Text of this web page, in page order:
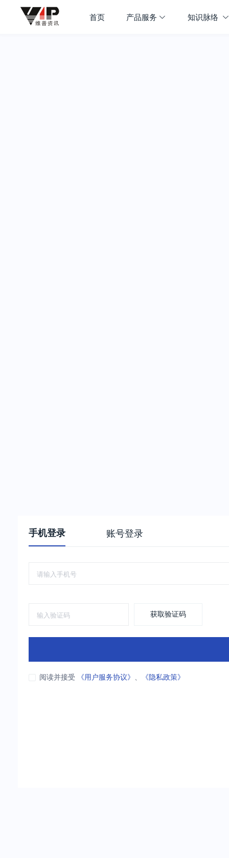
首页 产品服务 知识脉络
手机登录 账号登录
获取验证码
阅读并接受 《用户服务协议》 、 《隐私政策》